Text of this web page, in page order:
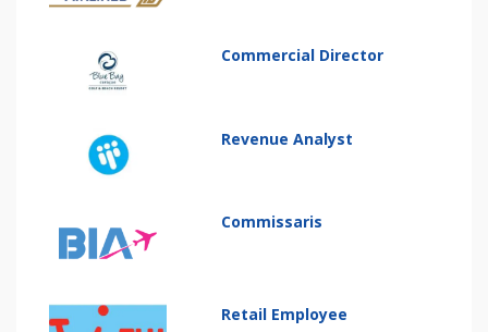
Commercial Director
Revenue Analyst
Commissaris
Retail Employee